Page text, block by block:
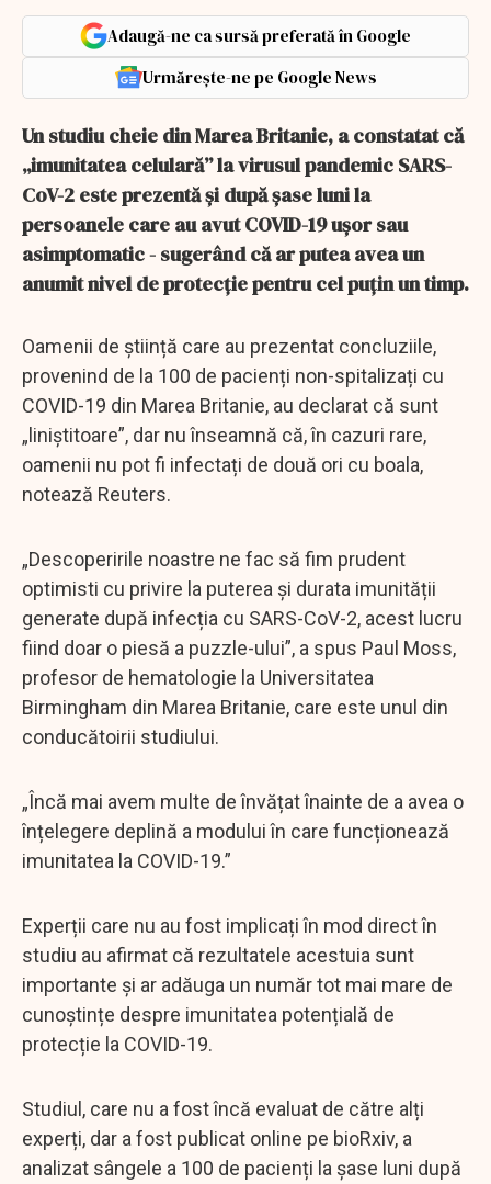
Adaugă-ne ca sursă preferată în Google
Urmărește-ne pe Google News
Un studiu cheie din Marea Britanie, a constatat că
„imunitatea celulară” la virusul pandemic SARS-
CoV-2 este prezentă și după șase luni la
persoanele care au avut COVID-19 ușor sau
asimptomatic - sugerând că ar putea avea un
anumit nivel de protecție pentru cel puțin un timp.
Oamenii de știință care au prezentat concluziile,
provenind de la 100 de pacienți non-spitalizați cu
COVID-19 din Marea Britanie, au declarat că sunt
„liniștitoare”, dar nu înseamnă că, în cazuri rare,
oamenii nu pot fi infectați de două ori cu boala,
notează Reuters.
„Descoperirile noastre ne fac să fim prudent
optimisti cu privire la puterea și durata imunității
generate după infecția cu SARS-CoV-2, acest lucru
fiind doar o piesă a puzzle-ului”, a spus Paul Moss,
profesor de hematologie la Universitatea
Birmingham din Marea Britanie, care este unul din
conducătoirii studiului.
„Încă mai avem multe de învățat înainte de a avea o
înțelegere deplină a modului în care funcționează
imunitatea la COVID-19.”
Experții care nu au fost implicați în mod direct în
studiu au afirmat că rezultatele acestuia sunt
importante și ar adăuga un număr tot mai mare de
cunoștințe despre imunitatea potențială de
protecție la COVID-19.
Studiul, care nu a fost încă evaluat de către alți
experți, dar a fost publicat online pe bioRxiv, a
analizat sângele a 100 de pacienți la șase luni după